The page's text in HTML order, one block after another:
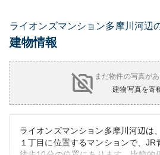
ライオンズマンション多摩川河辺
建物情報
まだ物件の写真があ
建物写真を寄
ライオンズマンション多摩川河辺は
１丁目に位置するマンションで、JR